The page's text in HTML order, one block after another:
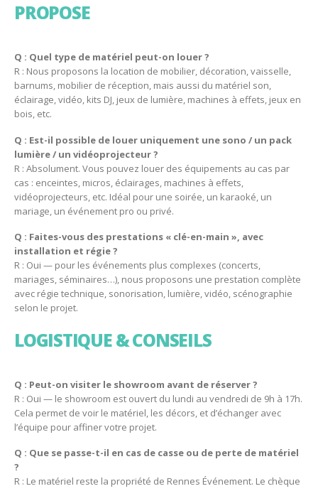
PROPOSE
Q : Quel type de matériel peut-on louer ?
R : Nous proposons la location de mobilier, décoration, vaisselle,
barnums, mobilier de réception, mais aussi du matériel son,
éclairage, vidéo, kits DJ, jeux de lumière, machines à effets, jeux en
bois, etc.
Q : Est-il possible de louer uniquement une sono / un pack
lumière / un vidéoprojecteur ?
R : Absolument. Vous pouvez louer des équipements au cas par
cas : enceintes, micros, éclairages, machines à effets,
vidéoprojecteurs, etc. Idéal pour une soirée, un karaoké, un
mariage, un événement pro ou privé.
Q : Faites-vous des prestations « clé-en-main », avec
installation et régie ?
R : Oui — pour les événements plus complexes (concerts,
mariages, séminaires…), nous proposons une prestation complète
avec régie technique, sonorisation, lumière, vidéo, scénographie
selon le projet.
LOGISTIQUE & CONSEILS
Q : Peut-on visiter le showroom avant de réserver ?
R : Oui — le showroom est ouvert du lundi au vendredi de 9h à 17h.
Cela permet de voir le matériel, les décors, et d’échanger avec
l’équipe pour affiner votre projet.
Q : Que se passe-t-il en cas de casse ou de perte de matériel
?
R : Le matériel reste la propriété de Rennes Événement. Le chèque